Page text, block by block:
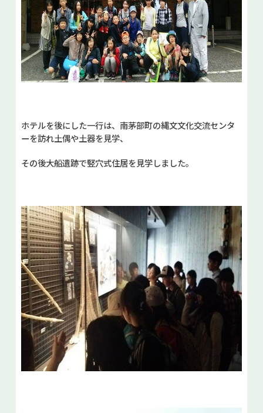
ホテルを後にした一行は、南茅部町の縄文文化交流センタ
ーを訪れ土偶や土器を見学、
その後大船遺跡で竪穴式住居を見学しました。